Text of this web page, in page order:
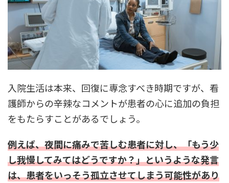
入院生活は本来、回復に専念すべき時期ですが、看
護師からの辛辣なコメントが患者の心に追加の負担
をもたらすことがあるでしょう。
例えば、夜間に痛みで苦しむ患者に対し、「もう少
し我慢してみてはどうですか？」というような発言
は、患者をいっそう孤立させてしまう可能性があり